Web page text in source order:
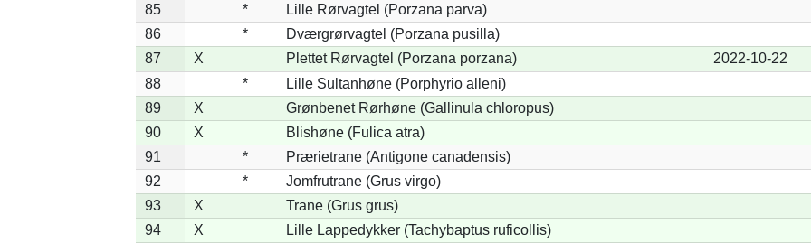
85
*
Lille Rørvagtel (Porzana parva)
86
*
Dværgrørvagtel (Porzana pusilla)
87
X Plettet Rørvagtel (Porzana porzana) 2022-10-22
88
*
Lille Sultanhøne (Porphyrio alleni)
89
X
Grønbenet Rørhøne (Gallinula chloropus)
90
X
Blishøne (Fulica atra)
91
*
Prærietrane (Antigone canadensis)
92
*
Jomfrutrane (Grus virgo)
93
X
Trane (Grus grus)
94
X
Lille Lappedykker (Tachybaptus ruficollis)